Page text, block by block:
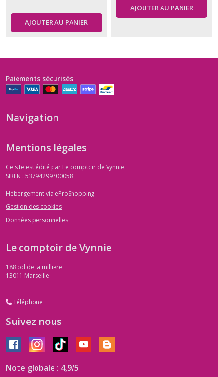
AJOUTER AU PANIER
AJOUTER AU PANIER
Paiements sécurisés
Navigation
Mentions légales
Ce site est édité par Le comptoir de Vynnie.
SIREN : 53794299700058
Hébergement via eProShopping
Gestion des cookies
Données personnelles
Le comptoir de Vynnie
188 bd de la milliere
13011 Marseille
Téléphone
Suivez nous
Note globale : 4,9/5